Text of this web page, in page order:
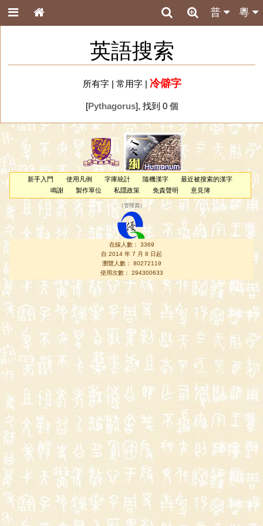
粵
普
英語搜索
所有字| 常用字| 冷僻字
[Pythagorus], 找到 0 個
新手入門 使用凡例 字庫統計 隨機漢字
最近被搜索的漢字
鳴謝
製作單位 私隱政策 免責聲明 意見簿
（管理員 ）
在線人數： 3369
自 2014 年 7 月 8 日起
瀏覽人數： 80272119
使用次數： 294300633